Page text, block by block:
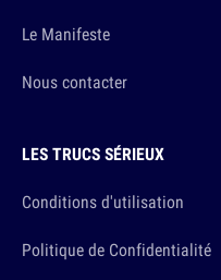
Le Manifeste
Nous contacter
LES TRUCS SÉRIEUX
Conditions d'utilisation
Politique de Confidentialité